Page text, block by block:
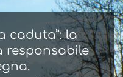
caduta”: la
responsabile